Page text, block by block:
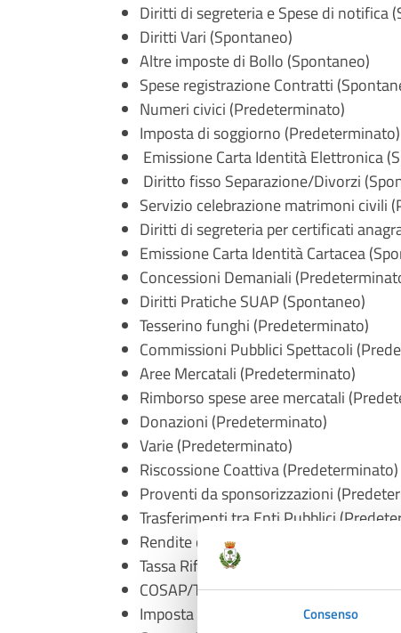
Consenso
Diritti di segreteria e Spese di notifica
Diritti Vari (Spontaneo)
Altre imposte di Bollo (Spontaneo)
Spese registrazione Contratti
Numeri civici (Predeterminato)
Imposta di soggiorno (Predeterminato)
Emissione Carta Identità Elettronica
Diritto fisso Separazione/Divorzi
Servizio celebrazione matrimoni civili
Diritti di segreteria per certificati
Emissione Carta Identità Cartacea
Concessioni Demaniali
Diritti Pratiche SUAP (Spontaneo)
Tesserino funghi (Predeterminato)
Commissioni Pubblici Spettacoli
Aree Mercatali (Predeterminato)
Rimborso spese aree mercatali
Donazioni (Predeterminato)
Varie (Predeterminato)
Riscossione Coattiva (Predeterminato)
Proventi da sponsorizzazioni
Trasferimenti tra Enti Pubblici
Rendite catastali (ICI, IMU, TUC, ecc.)
Tassa Rifiuti – TARI
COSAP/TOSAP
Imposta di affissione pubblicitaria ICP